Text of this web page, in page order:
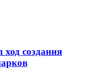
создания